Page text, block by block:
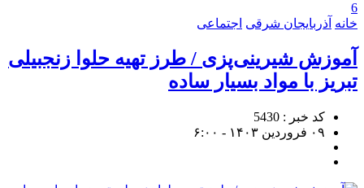
6
خانه آذربایجان شرقی اجتماعی
آموزش شیرینی‌پزی / طرز تهیه حلوا زنجبیلی
تبریز با مواد بسیار ساده
کد خبر : 5430
۰۹ فروردین ۱۴۰۳ - ۶:۰۰